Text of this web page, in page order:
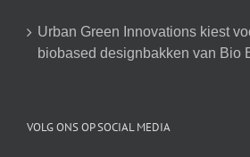
Urban Green Innovations kiest
biobased designbakken van Bio
VOLG ONS OP SOCIAL MEDIA